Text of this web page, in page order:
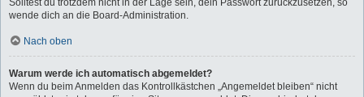
Solltest du trotzdem nicht in der Lage sein, dein Passwort zurückzusetzen, so
wende dich an die Board-Administration.
Nach oben
Warum werde ich automatisch abgemeldet?
Wenn du beim Anmelden das Kontrollkästchen „Angemeldet bleiben“ nicht